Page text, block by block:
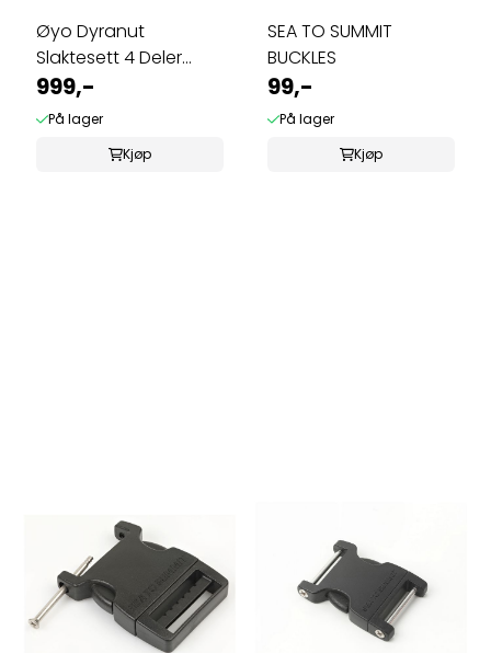
Øyo Dyranut
Slaktesett 4 Deler
Grønn V3
999,-
På lager
Kjøp
SEA TO SUMMIT
BUCKLES
99,-
På lager
Kjøp